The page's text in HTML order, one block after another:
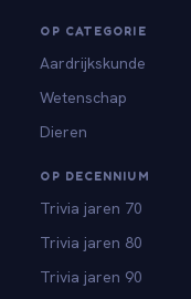
OP CATEGORIE
Aardrijkskunde
Wetenschap
Dieren
OP DECENNIUM
Trivia jaren 70
Trivia jaren 80
Trivia jaren 90